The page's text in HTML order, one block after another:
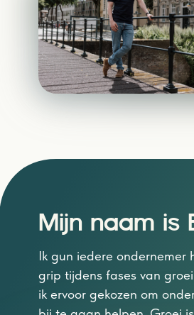
Ik gun iedere ondernemer
grip tijdens fases van
ik ervoor gekozen om
Mijn naam is